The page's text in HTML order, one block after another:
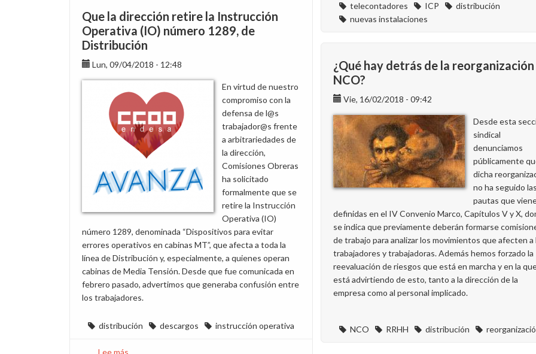
telecontadores ICP
distribución
nuevas instalaciones
Que la dirección retire la Instrucción
Operativa (IO) número 1289, de
Distribución
Lun, 09/04/2018 - 12:48
En virtud de nuestro
compromiso con la
defensa de l@s
trabajador@s frente
a arbitrariedades de
la dirección,
Comisiones Obreras
ha solicitado
formalmente que se
retire la Instrucción
Operativa (IO)
número 1289, denominada “Dispositivos para evitar
errores operativos en cabinas MT”, que afecta a toda la
línea de Distribución y, especialmente, a quienes operan
cabinas de Media Tensión. Desde que fue comunicada en
febrero pasado, advertimos que generaba confusión entre
los trabajadores.
distribución descargos instrucción operativa
Lee más
¿Qué hay detrás de la
NCO?
Vie, 16/02/2018 - 09:42
Desde esta
sindical
denunciamos
públicamente
dicha
no ha seguido las
pautas que
definidas en el IV Convenio Marco, Capítulos V y X,
se indica que previamente deberán formarse
de trabajo para analizar los movimientos que afecten a
trabajadores y trabajadoras. Además hemos forzado la
reevaluación de riesgos que está en marcha y en la
está advirtiendo de esto, tanto a la dirección de la
empresa como al personal implicado.
NCO RRHH distribución